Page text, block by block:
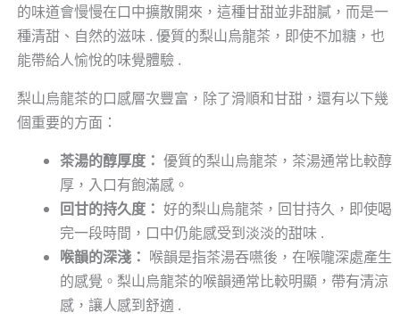
的味道會慢慢在口中擴散開來，這種甘甜並非甜膩，而是一
種清甜、自然的滋味 . 優質的梨山烏龍茶，即使不加糖，也
能帶給人愉悅的味覺體驗 .
梨山烏龍茶的口感層次豐富，除了滑順和甘甜，還有以下幾
個重要的方面：
茶湯的醇厚度： 優質的梨山烏龍茶，茶湯通常比較醇
厚，入口有飽滿感。
回甘的持久度： 好的梨山烏龍茶，回甘持久，即使喝
完一段時間，口中仍能感受到淡淡的甜味 .
喉韻的深淺： 喉韻是指茶湯吞嚥後，在喉嚨深處產生
的感覺。梨山烏龍茶的喉韻通常比較明顯，帶有清涼
感，讓人感到舒適 .